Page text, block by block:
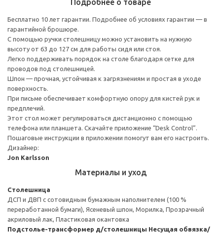
Подробнее о товаре
Бесплатно 10 лет гарантии. Подробнее об условиях гарантии — в
гарантийной брошюре.
С помощью ручки столешницу можно установить на нужную
высоту от 63 до 127 см для работы сидя или стоя.
Легко поддерживать порядок на столе благодаря сетке для
проводов под столешницей.
Шпон — прочная, устойчивая к загрязнениям и простая в уходе
поверхность.
При письме обеспечивает комфортную опору для кистей рук и
предплечий.
Этот стол может регулироваться дистанционно с помощью
телефона или планшета. Скачайте приложение “Desk Control”.
Пошаговые инструкции в приложении помогут вам его настроить.
Дизайнер:
Jon Karlsson
Материалы и уход
Столешница
ДСП и ДВП с сотовидным бумажным наполнителем (100 %
переработанной бумаги), Ясеневый шпон, Морилка, Прозрачный
акриловый лак, Пластиковая окантовка
Подстолье-трансформер д/столешницы Несущая обвязка/